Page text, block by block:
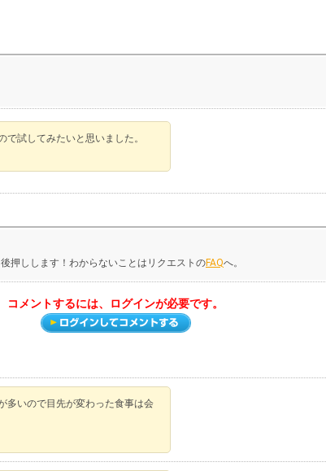
試してみたいと思いました。
押しします！わからないことはリクエストのFAQへ。
コメントするには、ログインが必要です。
いので目先が変わった食事は会